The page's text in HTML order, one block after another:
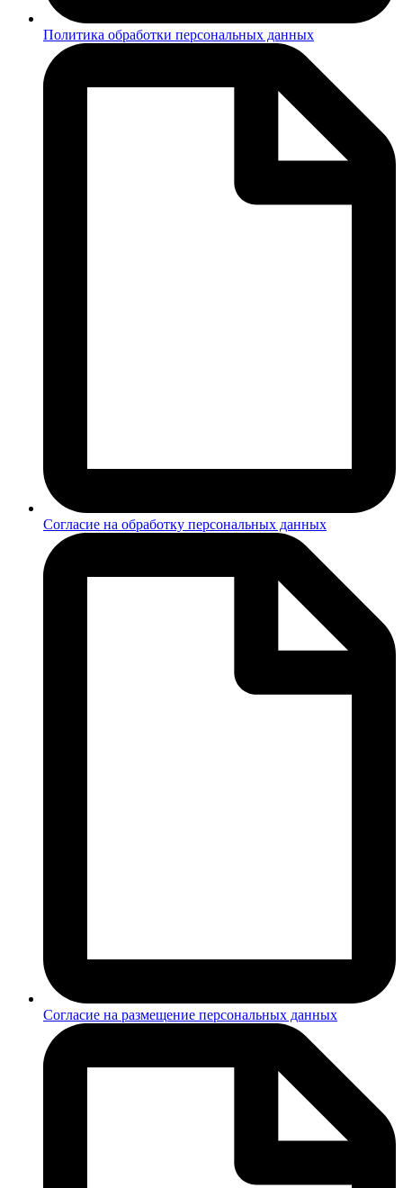
Политика обработки персональных данных
Согласие на обработку персональных данных
Согласие на размещение персональных данных